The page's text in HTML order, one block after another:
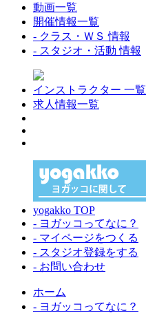
動画一覧
開催情報一覧
- クラス・ＷＳ 情報
- スタジオ・活動 情報
インストラクター 一覧
求人情報一覧
yogakko TOP
- ヨガッコってなに？
- マイページをつくる
- スタジオ登録をする
- お問い合わせ
ホーム
- ヨガッコってなに？